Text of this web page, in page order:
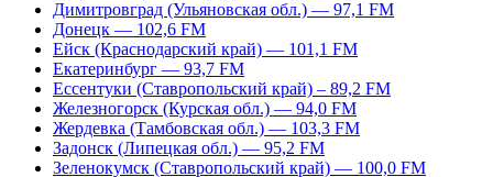
Димитровград (Ульяновская обл.) — 97,1 FM
Донецк — 102,6 FM
Ейск (Краснодарский край) — 101,1 FM
Екатеринбург — 93,7 FM
Ессентуки (Ставропольский край) – 89,2 FM
Железногорск (Курская обл.) — 94,0 FM
Жердевка (Тамбовская обл.) — 103,3 FM
Задонск (Липецкая обл.) — 95,2 FM
Зеленокумск (Ставропольский край) — 100,0 FM